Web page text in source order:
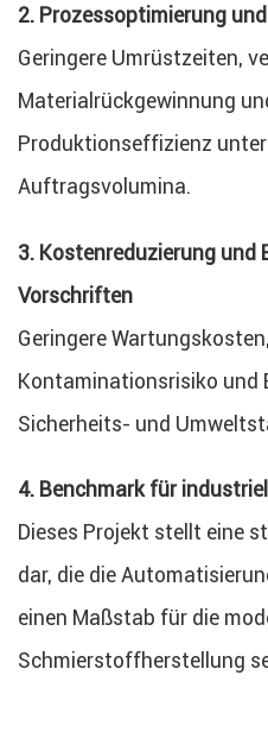
2. Prozessoptimierung
Geringere Umrüstzeiten,
Materialrückgewinnung
Produktionseffizienz
Auftragsvolumina.
3. Kostenreduzierung und
Vorschriften
Geringere
Kontaminationsrisiko und
Sicherheits- und
4. Benchmark für
Dieses Projekt stellt eine
dar, die die
einen Maßstab für die
Schmierstoffherstellung